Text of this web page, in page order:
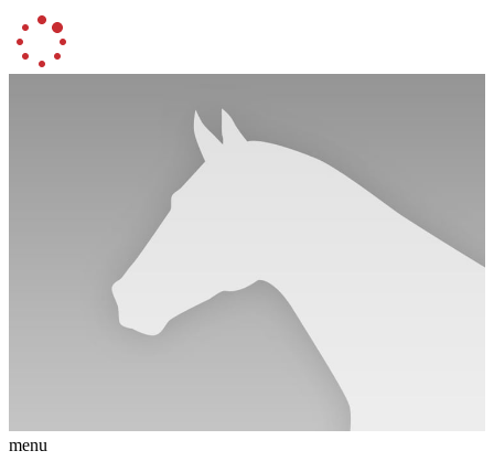
menu